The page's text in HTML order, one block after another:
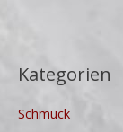
Kategorien
Schmuck